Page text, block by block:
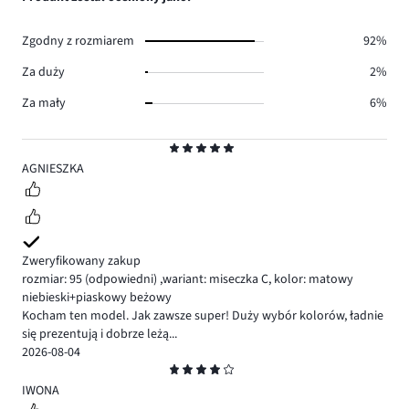
5
AGNIESZKA
Zweryfikowany zakup
rozmiar: 95 (odpowiedni) ,wariant: miseczka C, kolor: matowy
niebieski+piaskowy beżowy
Kocham ten model. Jak zawsze super! Duży wybór kolorów, ładnie
się prezentują i dobrze leżą...
2026-08-04
4
IWONA
Zgodny z rozmiarem
92%
Za duży
2%
Za mały
6%